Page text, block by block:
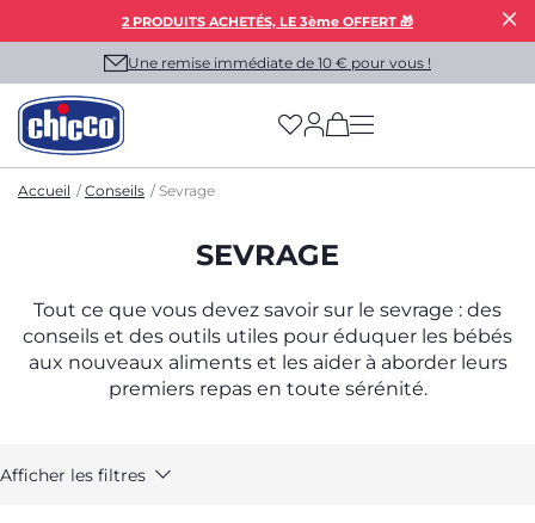
2 PRODUITS ACHETÉS, LE 3ème OFFERT 🎁
Une remise immédiate de 10 € pour vous !
(has more options
Accueil Conseils Sevrage
SEVRAGE
Tout ce que vous devez savoir sur le sevrage : des
conseils et des outils utiles pour éduquer les bébés
aux nouveaux aliments et les aider à aborder leurs
premiers repas en toute sérénité.
Afficher les filtres